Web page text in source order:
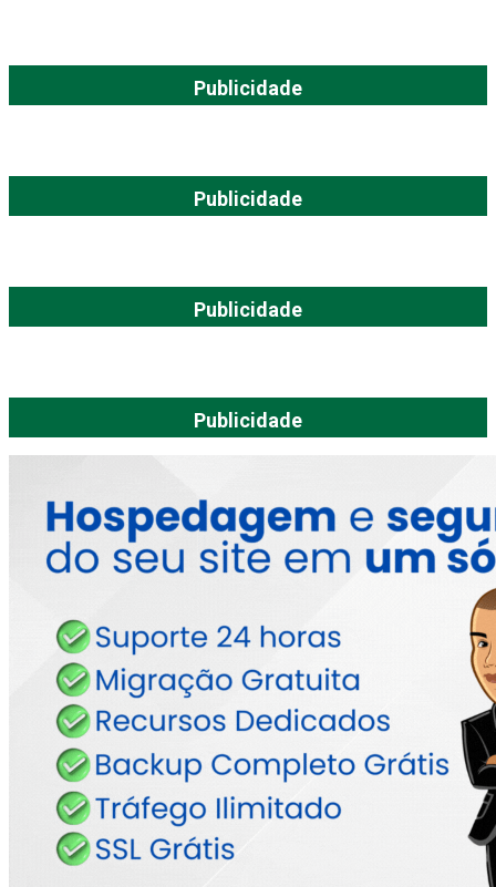
Publicidade
Publicidade
Publicidade
Publicidade